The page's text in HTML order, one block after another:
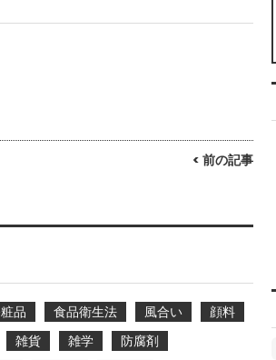
< 前の記事
品 食品衛生法 風合い
顔料
雑貨 雑学
防腐剤